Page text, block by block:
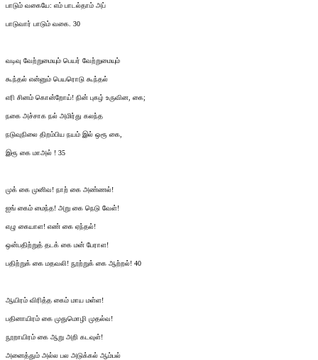
பாடும் வகையே: எம் பாடல்தாம் அப்
பாடுவார் பாடும் வகை. 30
வடிவு வேற்றுமையும் பெயர் வேற்றுமையும்
கூந்தல் என்னும் பெயரொடு கூந்தல்
எரி சினம் கொன்றோய்! நின் புகழ் உருவின, கை;
நகை அச்சாக நல் அமிர்து கலந்த
நடுவுநிலை திறம்பிய நயம் இல் ஒரூ கை,
இரூ கை மாஅல் ! 35
முக் கை முனிவ! நாற் கை அண்ணல்!
ஐங் கைம் மைந்த! அறு கை நெடு வேள்!
எழு கையாள! எண் கை ஏந்தல்!
ஒன்பதிற்றுத் தடக் கை மன் பேராள!
பதிற்றுக் கை மதவலி! நூற்றுக் கை ஆற்றல்! 40
ஆயிரம் விரித்த கைம் மாய மள்ள!
பதினாயிரம் கை முதுமொழி முதல்வ!
நூறாயிரம் கை ஆறு அறி கடவுள்!
அனைத்தும் அல்ல பல அடுக்கல் ஆம்பல்